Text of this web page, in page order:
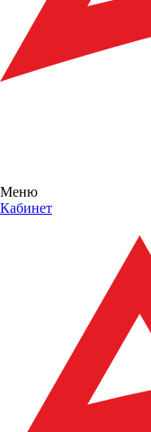
Меню
Кабинет